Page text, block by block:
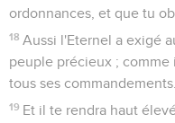
ordonnances, et que tu
18 Aussi l'Eternel a exigé
peuple précieux ; comme
tous ses commandements.
19 Et il te rendra haut